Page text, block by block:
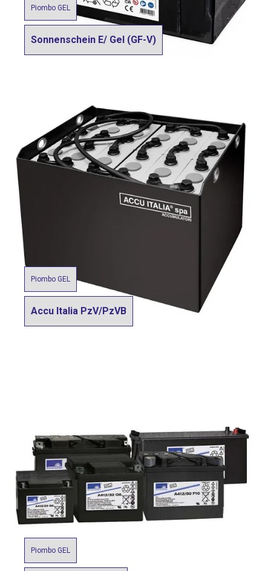
Piombo GEL
Sonnenschein E/ Gel (GF-V)
Piombo GEL
Accu Italia PzV/PzVB
Piombo GEL